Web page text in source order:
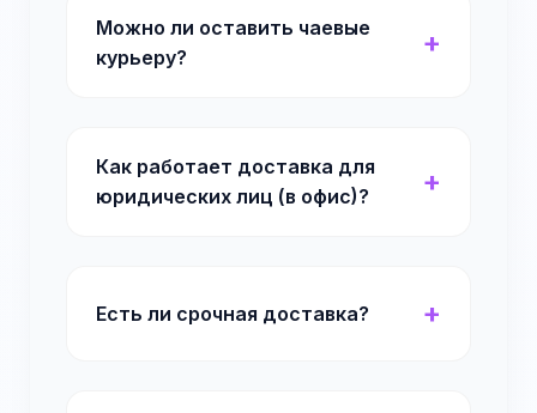
Можно ли оставить чаевые
курьеру?
Как работает доставка для
юридических лиц (в офис)?
Есть ли срочная доставка?